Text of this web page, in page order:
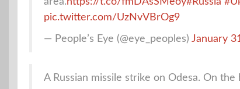
pic.twitter.com/UzNvVBrOg9
— People’s Eye (@eye_peoples) January
A Russian missile strike on Odesa. On